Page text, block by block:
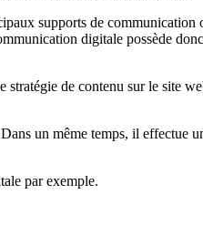
supports de communication
digitale possède
de contenu sur le site
un même temps, il effectue
par exemple.